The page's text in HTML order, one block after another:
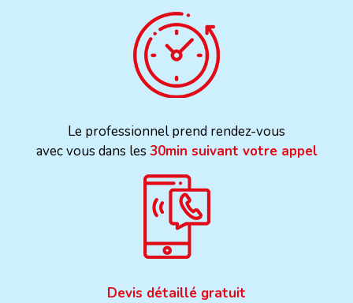
Le professionnel prend rendez-vous
avec vous dans les 30min suivant votre appel
Devis détaillé gratuit